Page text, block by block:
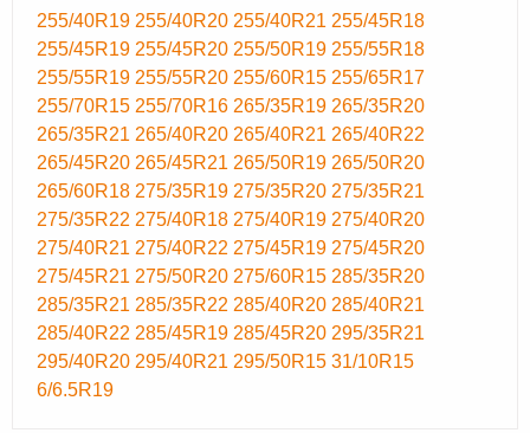
255/40R19 255/40R20 255/40R21 255/45R18
255/45R19 255/45R20 255/50R19 255/55R18
255/55R19 255/55R20 255/60R15 255/65R17
255/70R15 255/70R16 265/35R19 265/35R20
265/35R21 265/40R20 265/40R21 265/40R22
265/45R20 265/45R21 265/50R19 265/50R20
265/60R18 275/35R19 275/35R20 275/35R21
275/35R22 275/40R18 275/40R19 275/40R20
275/40R21 275/40R22 275/45R19 275/45R20
275/45R21 275/50R20 275/60R15 285/35R20
285/35R21 285/35R22 285/40R20 285/40R21
285/40R22 285/45R19 285/45R20 295/35R21
295/40R20 295/40R21 295/50R15 31/10R15
6/6.5R19